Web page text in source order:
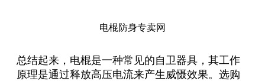
电棍防身专卖网
总结起来，电棍是一种常见的自卫器具，其工作
原理是通过释放高压电流来产生威慑效果。选购